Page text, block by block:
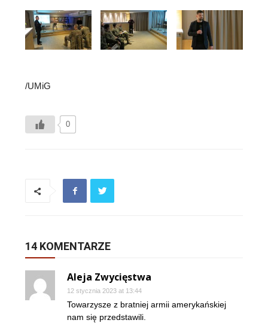
/UMiG
0
14 KOMENTARZE
Aleja Zwycięstwa
12 stycznia 2023 at 13:44
Towarzysze z bratniej armii amerykańskiej
nam się przedstawili.